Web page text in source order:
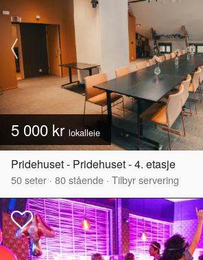
5 000 kr lokalleie
Pridehuset - Pridehuset - 4. etasje
50seter · 80stående · Tilbyr servering